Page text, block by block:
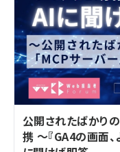
公開されたばかり
携 ～『GA4の画面